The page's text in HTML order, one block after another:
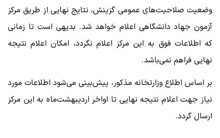
وضعیت صلاحیت‌های عمومی گزینش، نتایج نهایی از طریق مرکز
آزمون جهاد دانشگاهی اعلام خواهد شد. بدیهی است تا زمانی
که اطلاعات فوق به این مرکز اعلام نگردد، امکان اعلام نتیجه
نهایی فراهم نمی‌باشد.
بر اساس اطلاع وزارتخانه مذکور، پیش‌بینی می‌شود اطلاعات مورد
نیاز جهت اعلام نتیجه نهایی تا اواخر اردیبهشت‌ماه به این مرکز
ارسال گردد.